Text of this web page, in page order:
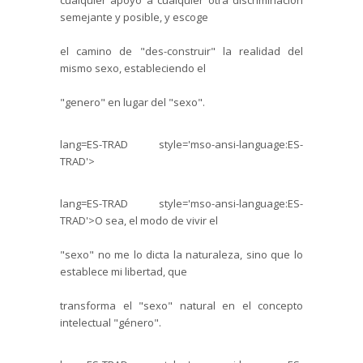
semejante y posible, y escoge
el camino de "des-construir" la realidad del
mismo sexo, estableciendo el
"genero" en lugar del "sexo".
lang=ES-TRAD style='mso-ansi-language:ES-
TRAD'>
lang=ES-TRAD style='mso-ansi-language:ES-
TRAD'>O sea, el modo de vivir el
"sexo" no me lo dicta la naturaleza, sino que lo
establece mi libertad, que
transforma el "sexo" natural en el concepto
intelectual "género".